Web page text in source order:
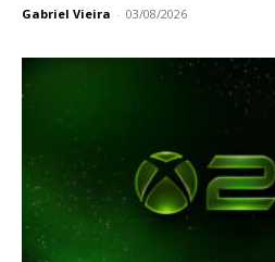
Gabriel Vieira - 03/08/2026